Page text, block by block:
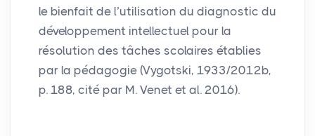
le bienfait de l’utilisation du diagnostic du
développement intellectuel pour la
résolution des tâches scolaires établies
par la pédagogie (Vygotski, 1933/2012b,
p. 188, cité par M. Venet et al. 2016).